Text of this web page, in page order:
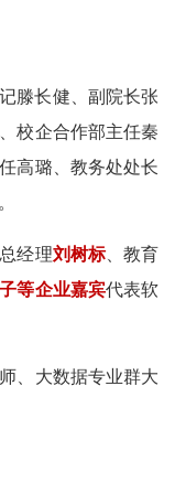
滕长健、副院长张
校企合作部主任秦
高璐、教务处处长
经理刘树标、教育
等企业嘉宾代表软
、大数据专业群大